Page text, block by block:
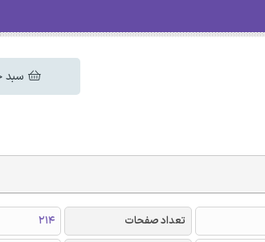
سبد
تعداد صفحات
214